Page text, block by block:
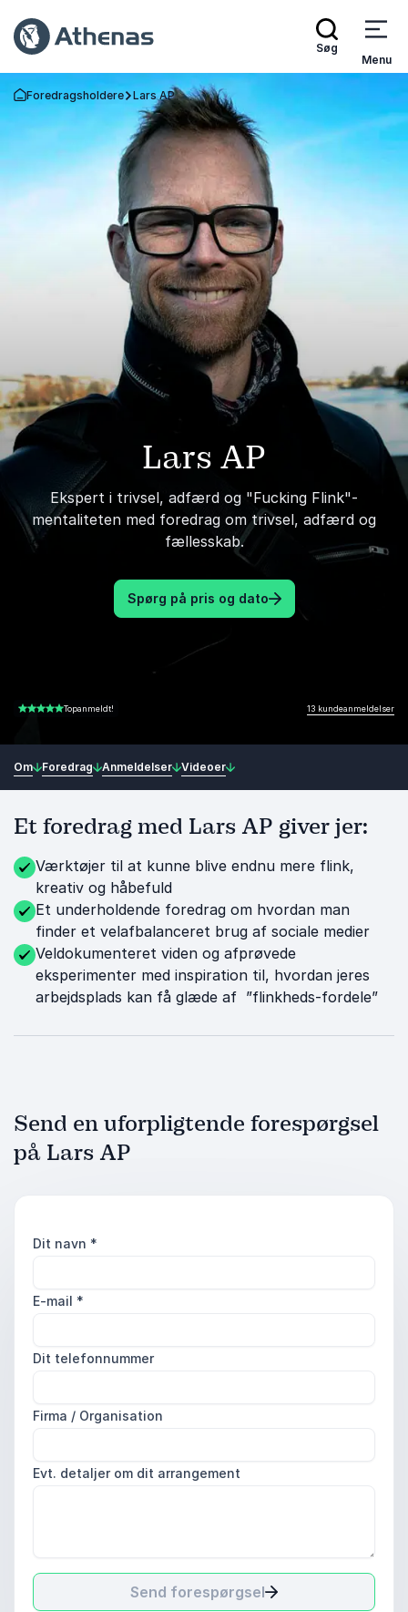
Søg
Menu
Tilbage til forsiden
Foredragsholdere Lars AP
Lars AP
Ekspert i trivsel, adfærd og "Fucking Flink"-
mentaliteten med foredrag om trivsel, adfærd og
fællesskab.
Spørg på pris og dato
4.85 ud af 5Topanmeldt! 13 kundeanmeldelser
Om Foredrag Anmeldelser Videoer
Et foredrag med Lars AP giver jer:
Værktøjer til at kunne blive endnu mere flink,
kreativ og håbefuld
Et underholdende foredrag om hvordan man
finder et velafbalanceret brug af sociale medier
Veldokumenteret viden og afprøvede
eksperimenter med inspiration til, hvordan jeres
arbejdsplads kan få glæde af ”flinkheds-fordele”
Send en uforpligtende forespørgsel
på Lars AP
Dit navn *
E-mail *
Dit telefonnummer
Firma / Organisation
Evt. detaljer om dit arrangement
Send forespørgsel